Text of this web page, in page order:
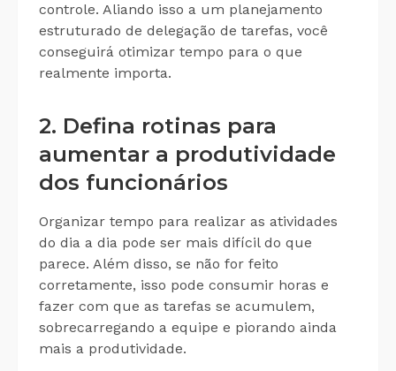
controle. Aliando isso a um planejamento
estruturado de delegação de tarefas, você
conseguirá otimizar tempo para o que
realmente importa.
2. Defina rotinas para
aumentar a produtividade
dos funcionários
Organizar tempo para realizar as atividades
do dia a dia pode ser mais difícil do que
parece. Além disso, se não for feito
corretamente, isso pode consumir horas e
fazer com que as tarefas se acumulem,
sobrecarregando a equipe e piorando ainda
mais a produtividade.